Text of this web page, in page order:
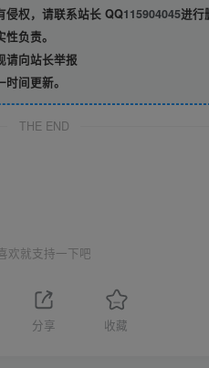
侵权，请联系站长 QQ115904045进行
负责。
请向站长举报
间更新。
THE END
欢就支持一下吧
分享 收藏